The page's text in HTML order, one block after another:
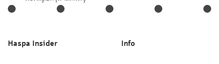
Haspa Insider Info